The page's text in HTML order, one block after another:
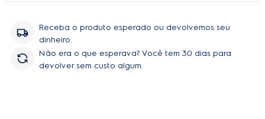
Receba o produto esperado ou devolvemos seu
dinheiro.
Não era o que esperava? Você tem 30 dias para
devolver sem custo algum.